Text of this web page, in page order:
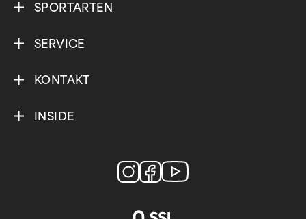
SPORTARTEN
SERVICE
KONTAKT
INSIDE